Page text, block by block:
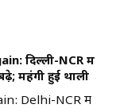
दिल्ली-NCR में
महंगी हुई थाली
Delhi-NCR में